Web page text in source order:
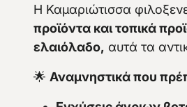
Η Καμαριώτισσα
προϊόντα και τοπικά
ελαιόλαδο, αυτά τα
🌟 Αναμνηστικά που